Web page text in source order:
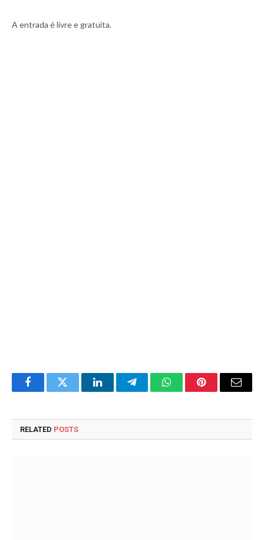
A entrada é livre e gratuita.
FacebookTwitter LinkedInTelegramWhatsAppPinterestEmail
RELATED POSTS